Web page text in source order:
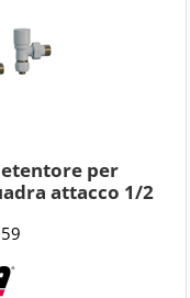
per
attacco 1/2